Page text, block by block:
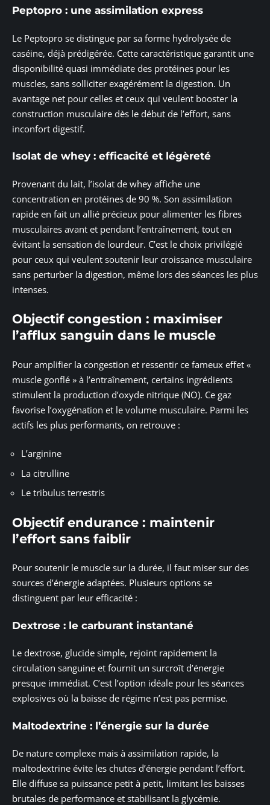
Peptopro : une assimilation express
Le Peptopro se distingue par sa forme hydrolysée de
caséine, déjà prédigérée. Cette caractéristique garantit une
disponibilité quasi immédiate des protéines pour les
muscles, sans solliciter exagérément la digestion. Un
avantage net pour celles et ceux qui veulent booster la
construction musculaire dès le début de l’effort, sans
inconfort digestif.
Isolat de whey : efficacité et légèreté
Provenant du lait, l’isolat de whey affiche une
concentration en protéines de 90 %. Son assimilation
rapide en fait un allié précieux pour alimenter les fibres
musculaires avant et pendant l’entraînement, tout en
évitant la sensation de lourdeur. C’est le choix privilégié
pour ceux qui veulent soutenir leur croissance musculaire
sans perturber la digestion, même lors des séances les plus
intenses.
Objectif congestion : maximiser
l’afflux sanguin dans le muscle
Pour amplifier la congestion et ressentir ce fameux effet «
muscle gonflé » à l’entraînement, certains ingrédients
stimulent la production d’oxyde nitrique (NO). Ce gaz
favorise l’oxygénation et le volume musculaire. Parmi les
actifs les plus performants, on retrouve :
L’arginine
La citrulline
Le tribulus terrestris
Objectif endurance : maintenir
l’effort sans faiblir
Pour soutenir le muscle sur la durée, il faut miser sur des
sources d’énergie adaptées. Plusieurs options se
distinguent par leur efficacité :
Dextrose : le carburant instantané
Le dextrose, glucide simple, rejoint rapidement la
circulation sanguine et fournit un surcroît d’énergie
presque immédiat. C’est l’option idéale pour les séances
explosives où la baisse de régime n’est pas permise.
Maltodextrine : l’énergie sur la durée
De nature complexe mais à assimilation rapide, la
maltodextrine évite les chutes d’énergie pendant l’effort.
Elle diffuse sa puissance petit à petit, limitant les baisses
brutales de performance et stabilisant la glycémie.